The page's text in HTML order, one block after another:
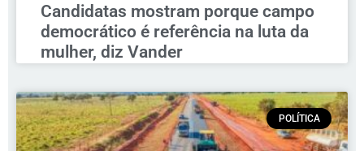
Candidatas mostram porque campo
democrático é referência na luta da
mulher, diz Vander
POLÍTICA